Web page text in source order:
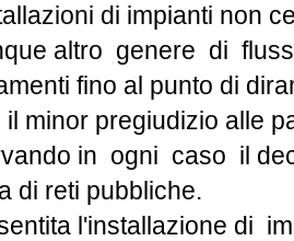
di impianti non
altro genere di
fino al punto di
il minor pregiudizio alle
in ogni caso il
di reti pubbliche.
l'installazione di